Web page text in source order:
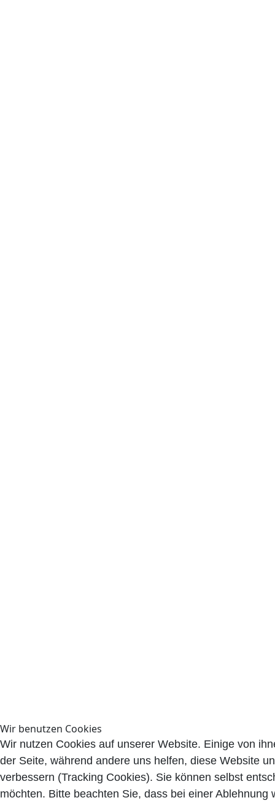
Wir benutzen Cookies
Wir nutzen Cookies auf unserer Website. Einige von
der Seite, während andere uns helfen, diese Website
verbessern (Tracking Cookies). Sie können selbst
möchten. Bitte beachten Sie, dass bei einer Ablehnung